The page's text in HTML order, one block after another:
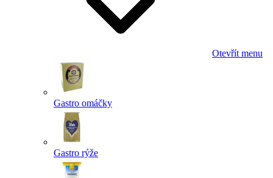
Otevřít menu
Gastro omáčky
Gastro rýže